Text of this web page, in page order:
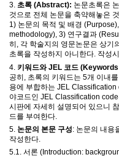
3. 초록 (Abstract): 논문초록은
것으로 전체 논문을 축약해놓은
1) 논문의 목적 및 배경
methodology), 3) 연구결과
히 , 각 학술지의 영문논문은 상기
초록을 작성하지 아니한다. 작성시
4. 키워드와JEL 코드
공히 초록의 키워드는 5개 이내
용에 부합하는 JEL Classification
야코드인 JEL Classification code
시판에 자세히 설명되어 있으니
드를 부여한다
5. 논문의 본문 구성: 논문의 내용
작성한다.
5.1. 서론 (Introduction: